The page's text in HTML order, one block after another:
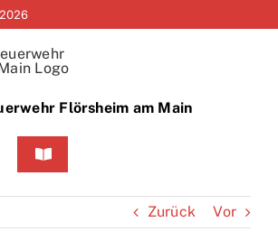
Flörsheim am Main
Toggle
Zurück Vor